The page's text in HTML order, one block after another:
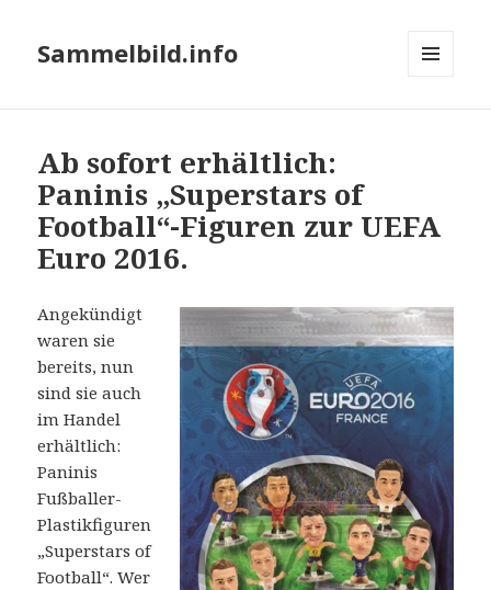
Sammelbild.info
Ab sofort erhältlich:
Paninis „Superstars of
Football“-Figuren zur UEFA
Euro 2016.
Angekündigt
waren sie
bereits, nun
sind sie auch
im Handel
erhältlich:
Paninis
Fußballer-
Plastikfiguren
„Superstars of
Football“. Wer